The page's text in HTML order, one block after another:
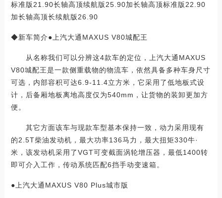
标准版21.90长轴高顶续航版25.90加长轴高顶标准版22.90
加长轴高顶长续航版26.90
◆新车简介●上汽大通MAXUS V80城配王
从名称我们可以分辨这4款车的定位，上汽大通MAXUS
V80城配王是一款侧重载物的物流车，依然具备多种车身尺寸
可选，内部容积可达6.9-11.4立方米，它采用了低地板式设
计，后备厢地板离地高度仅为540mm，让货物的装卸更加方
便。
其它方面该车与现款车型基本保持一致，动力采用现有
的2.5T柴油发动机，最大功率136马力，最大扭矩330牛·
米，该发动机采用了VGT可变截面涡轮增压器，最低1400转
即可介入工作，传动系统匹配6挡手动变速箱。
●上汽大通MAXUS V80 Plus城市版